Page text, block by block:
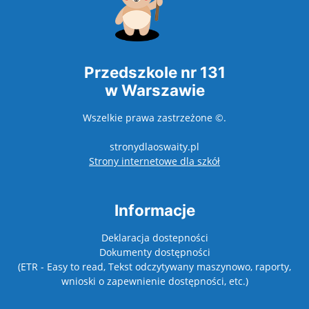
Przedszkole nr 131
w Warszawie
Wszelkie prawa zastrzeżone ©.
stronydlaoswaity.pl
Strony internetowe dla szkółotwiera się w
Informacje
Deklaracja dostepności
Dokumenty dostępności
(ETR - Easy to read, Tekst odczytywany maszynowo, raporty,
wnioski o zapewnienie dostępności, etc.)